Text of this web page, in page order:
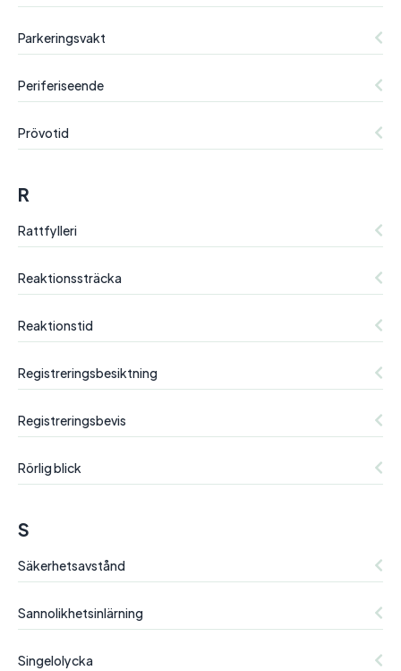
Parkeringsvakt
Periferiseende
Prövotid
R
Rattfylleri
Reaktionssträcka
Reaktionstid
Registreringsbesiktning
Registreringsbevis
Rörlig blick
S
Säkerhetsavstånd
Sannolikhetsinlärning
Singelolycka